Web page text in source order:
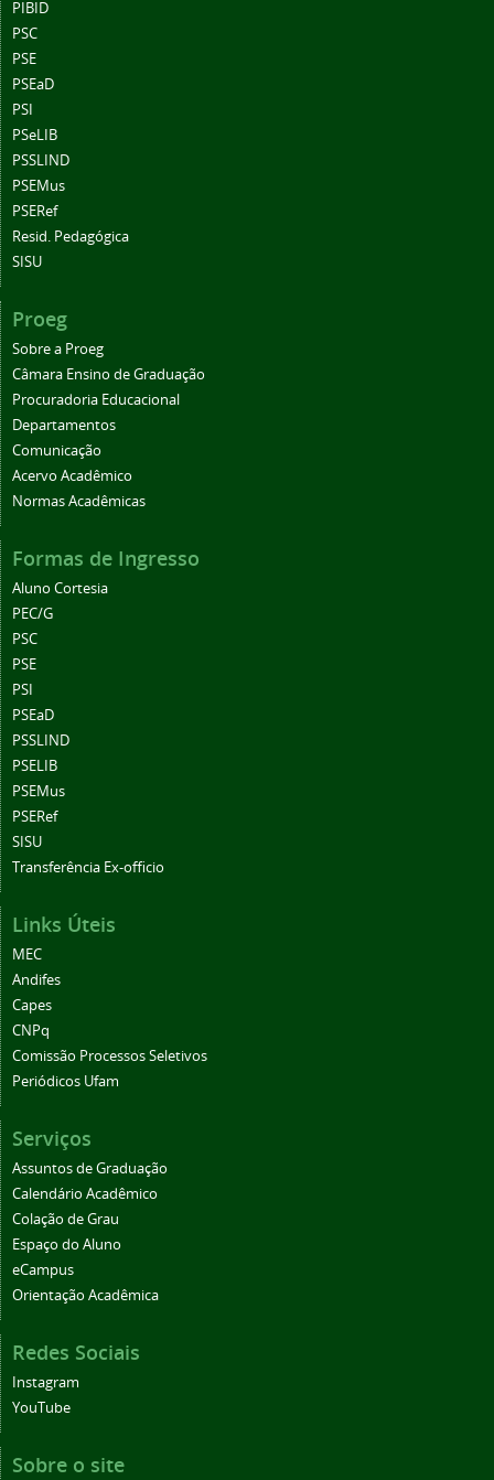
PIBID
PSC
PSE
PSEaD
PSI
PSeLIB
PSSLIND
PSEMus
PSERef
Resid. Pedagógica
SISU
Proeg
Sobre a Proeg
Câmara Ensino de Graduação
Procuradoria Educacional
Departamentos
Comunicação
Acervo Acadêmico
Normas Acadêmicas
Formas de Ingresso
Aluno Cortesia
PEC/G
PSC
PSE
PSI
PSEaD
PSSLIND
PSELIB
PSEMus
PSERef
SISU
Transferência Ex-officio
Links Úteis
MEC
Andifes
Capes
CNPq
Comissão Processos Seletivos
Periódicos Ufam
Serviços
Assuntos de Graduação
Calendário Acadêmico
Colação de Grau
Espaço do Aluno
eCampus
Orientação Acadêmica
Redes Sociais
Instagram
YouTube
Sobre o site